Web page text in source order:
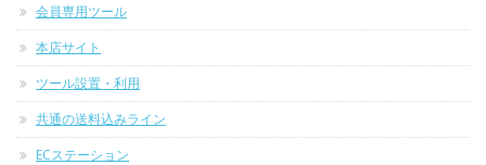
会員専用ツール
本店サイト
ツール設置・利用
共通の送料込みライン
ECステーション